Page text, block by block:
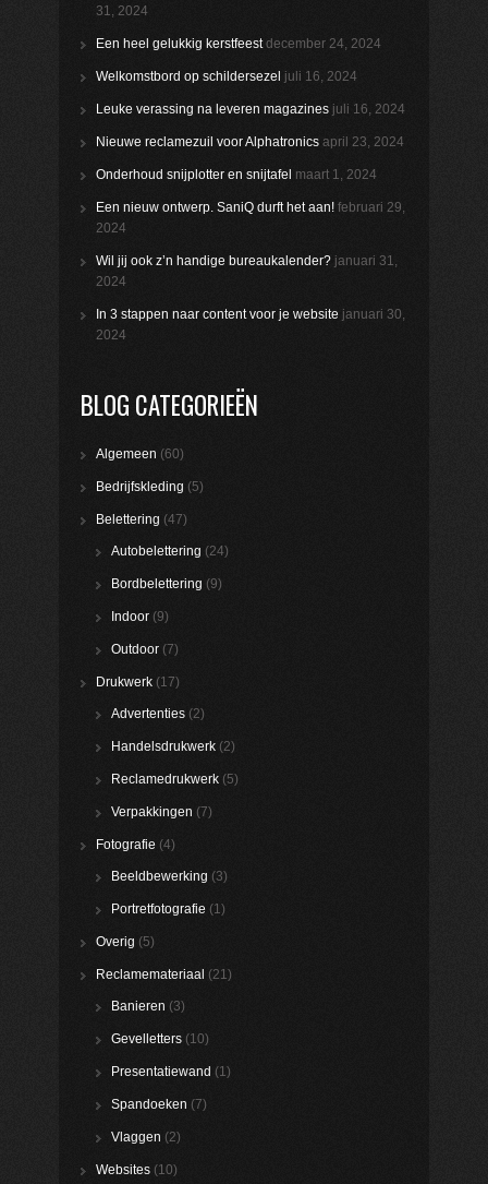
31, 2024
Een heel gelukkig kerstfeest december 24, 2024
Welkomstbord op schildersezel juli 16, 2024
Leuke verassing na leveren magazines juli 16, 2024
Nieuwe reclamezuil voor Alphatronics april 23, 2024
Onderhoud snijplotter en snijtafel maart 1, 2024
Een nieuw ontwerp. SaniQ durft het aan! februari 29,
2024
Wil jij ook z’n handige bureaukalender? januari 31,
2024
In 3 stappen naar content voor je website januari 30,
2024
BLOG CATEGORIEËN
Algemeen (60)
Bedrijfskleding (5)
Belettering (47)
Autobelettering (24)
Bordbelettering (9)
Indoor (9)
Outdoor (7)
Drukwerk (17)
Advertenties (2)
Handelsdrukwerk (2)
Reclamedrukwerk (5)
Verpakkingen (7)
Fotografie (4)
Beeldbewerking (3)
Portretfotografie (1)
Overig (5)
Reclamemateriaal (21)
Banieren (3)
Gevelletters (10)
Presentatiewand (1)
Spandoeken (7)
Vlaggen (2)
Websites (10)